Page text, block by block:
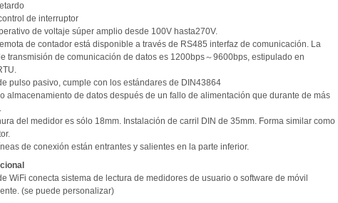
de interruptor
de voltaje súper amplio desde 100V hasta270V.
de contador está disponible a través de RS485 interfaz de comunicación. La
transmisión de comunicación de datos es 1200bps～9600bps, estipulado en
pulso pasivo, cumple con los estándares de DIN43864
almacenamiento de datos después de un fallo de alimentación que durante de más
del medidor es sólo 18mm. Instalación de carril DIN de 35mm. Forma similar como
de conexión están entrantes y salientes en la parte inferior.
WiFi conecta sistema de lectura de medidores de usuario o software de móvil
(se puede personalizar)